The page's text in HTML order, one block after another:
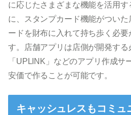
に応じたさまざまな機能を活用
に、スタンプカード機能がつい
ードを財布に入れて持ち歩く必要
す。店舗アプリは店側が開発する
「UPLINK」などのアプリ作成サ
安価で作ることが可能です。
キャッシュレスもコミュ